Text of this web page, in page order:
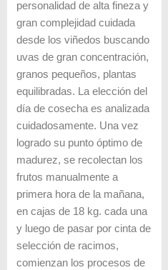
personalidad de alta fineza y
gran complejidad cuidada
desde los viñedos buscando
uvas de gran concentración,
granos pequeños, plantas
equilibradas. La elección del
día de cosecha es analizada
cuidadosamente. Una vez
logrado su punto óptimo de
madurez, se recolectan los
frutos manualmente a
primera hora de la mañana,
en cajas de 18 kg. cada una
y luego de pasar por cinta de
selección de racimos,
comienzan los procesos de